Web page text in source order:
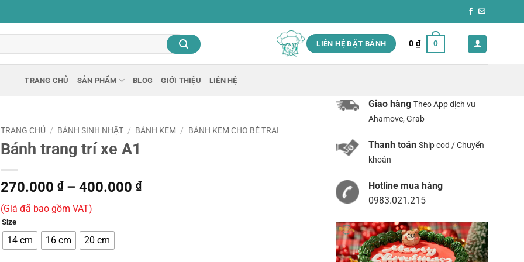
LIÊN HỆ ĐẶT BÁNH 0 ₫ 0
TRANG CHỦ SẢN PHẨM BLOG GIỚI THIỆU LIÊN HỆ
Giao hàng Theo App dịch vụ
Ahamove, Grab
Thanh toán Ship cod / Chuyển
khoản
Hotline mua hàng
0983.021.215
TRANG CHỦ / BÁNH SINH NHẬT / BÁNH KEM / BÁNH KEM CHO BÉ TRAI
Bánh trang trí xe A1
270.000₫ – 400.000₫Khoảng
(Giá đã bao gồm VAT)
Size
14 cm 16 cm 20 cm